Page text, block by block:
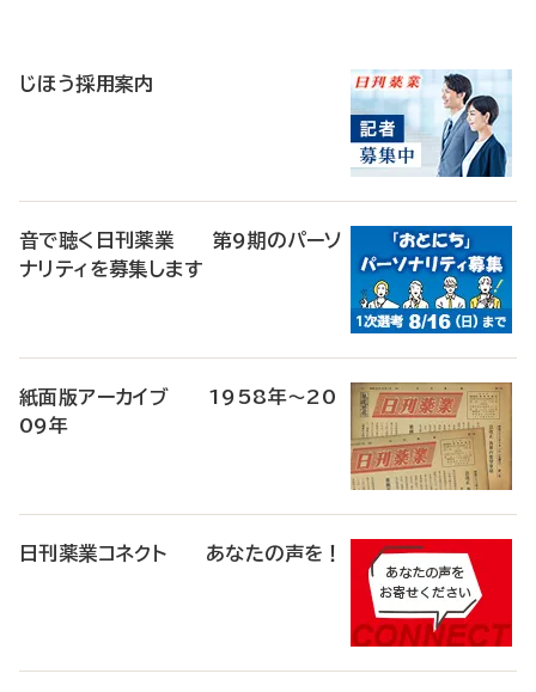
じほう採用案内
音で聴く日刊薬業 第9期のパーソ
ナリティを募集します
紙面版アーカイブ 1958年～20
09年
日刊薬業コネクト あなたの声を！